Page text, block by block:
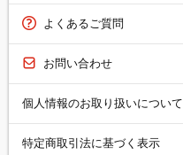
よくあるご質問
お問い合わせ
個人情報のお取り扱いについて
特定商取引法に基づく表示